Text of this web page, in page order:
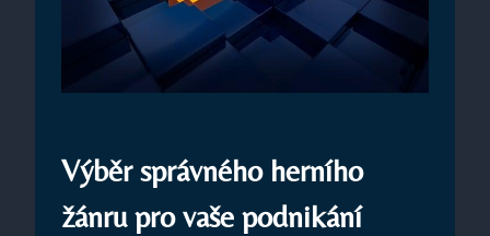
Výběr správného herního
žánru pro vaše podnikání